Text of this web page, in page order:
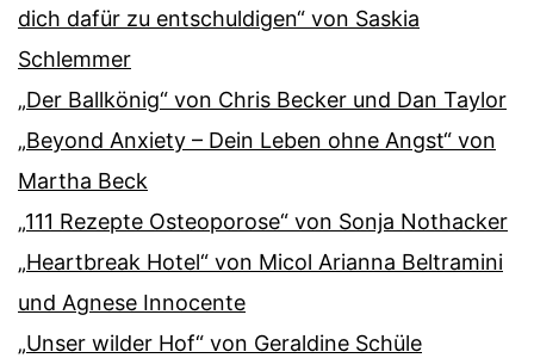
dich dafür zu entschuldigen“ von Saskia
Schlemmer
„Der Ballkönig“ von Chris Becker und Dan Taylor
„Beyond Anxiety – Dein Leben ohne Angst“ von
Martha Beck
„111 Rezepte Osteoporose“ von Sonja Nothacker
„Heartbreak Hotel“ von Micol Arianna Beltramini
und Agnese Innocente
„Unser wilder Hof“ von Geraldine Schüle